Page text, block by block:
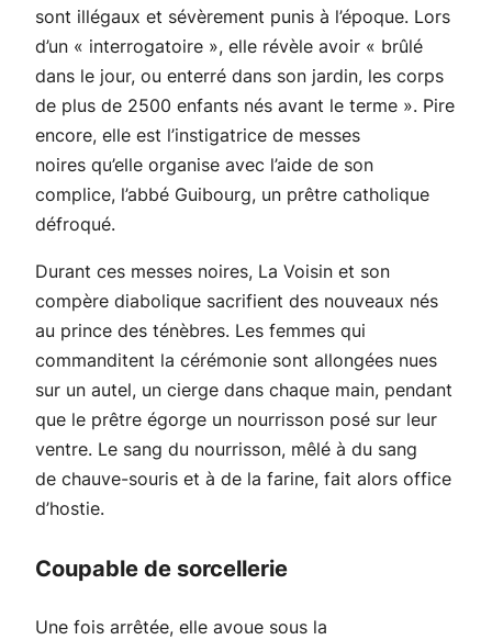
sont illégaux et sévèrement punis à l’époque. Lors
d’un « interrogatoire », elle révèle avoir « brûlé
dans le jour, ou enterré dans son jardin, les corps
de plus de 2500 enfants nés avant le terme ». Pire
encore, elle est l’instigatrice de messes
noires qu’elle organise avec l’aide de son
complice, l’abbé Guibourg, un prêtre catholique
défroqué.
Durant ces messes noires, La Voisin et son
compère diabolique sacrifient des nouveaux nés
au prince des ténèbres. Les femmes qui
commanditent la cérémonie sont allongées nues
sur un autel, un cierge dans chaque main, pendant
que le prêtre égorge un nourrisson posé sur leur
ventre. Le sang du nourrisson, mêlé à du sang
de chauve-souris et à de la farine, fait alors office
d’hostie.
Coupable de sorcellerie
Une fois arrêtée, elle avoue sous la